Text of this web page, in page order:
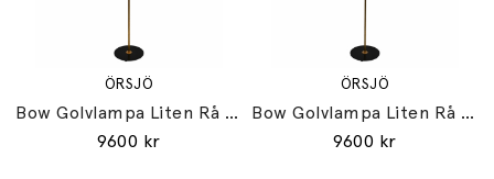
ÖRSJÖ
Bow Golvlampa Liten Rå Mässing/Midnight Blue
9600 kr
ÖRSJÖ
Bow Golvlampa Liten Rå Mässing/Yellow Ochre
9600 kr